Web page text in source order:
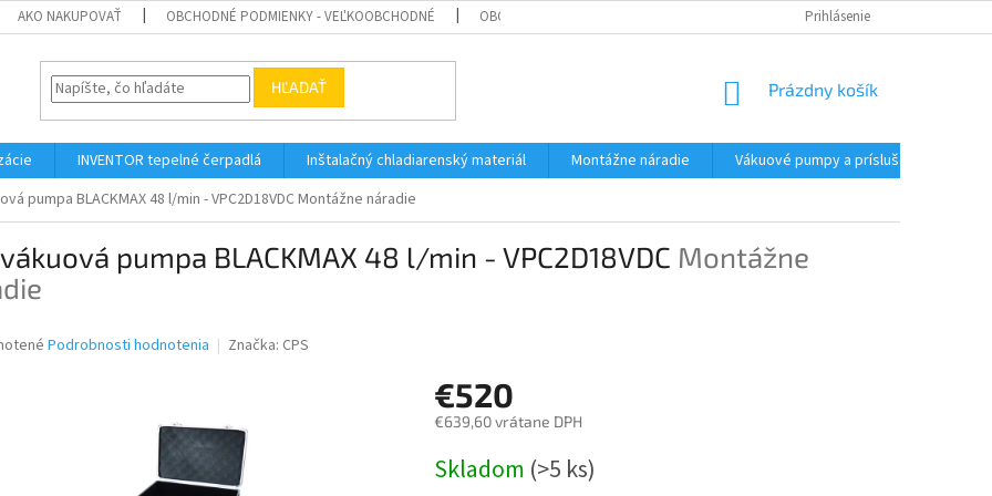
AKO NAKUPOVAŤ OBCHODNÉ PODMIENKY - VEĽKOOBCHODNÉ OBCHODNÉ PODMIENKY - MALOOBCHODNÉ PODMIENKY OCHRANY
Prihlásenie
HĽADAŤ
NÁKUPNÝ
Prázdny košík
INVENTOR tepelné čerpadlá Inštalačný chladiarenský materiál Montážne náradie Vákuové pumpy a príslušenstvo
pumpa BLACKMAX 48 l/min - VPC2D18VDCMontážne náradie
vákuová pumpa BLACKMAX 48 l/min - VPC2D18VDC Montážne
Podrobnosti hodnotenia Značka: CPS
€520
€639,60 vrátane DPH
cena:
Skladom (>5 ks)